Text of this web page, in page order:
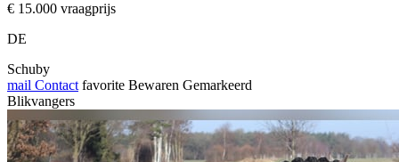
€ 15.000 vraagprijs
DE
Schuby
mail Contact favorite Bewaren Gemarkeerd
Blikvangers